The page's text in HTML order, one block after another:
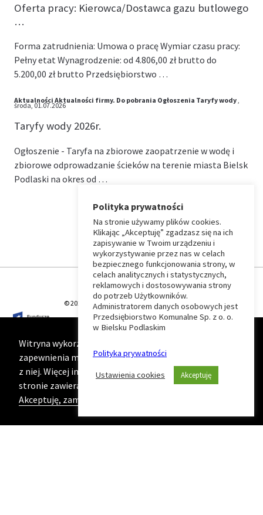
Oferta pracy: Kierowca/Dostawca gazu butlowego
…
Forma zatrudnienia: Umowa o pracę Wymiar czasu pracy:
Pełny etat Wynagrodzenie: od 4.806,00 zł brutto do
5.200,00 zł brutto Przedsiębiorstwo …
Aktualności Aktualności firmy. Do pobrania Ogłoszenia Taryfy wody,
środa, 01.07.2026
Taryfy wody 2026r.
Ogłoszenie - Taryfa na zbiorowe zaopatrzenie w wodę i
zbiorowe odprowadzanie ścieków na terenie miasta Bielsk
Podlaski na okres od …
⏶
Wróć
do
początku
strony
© 2026 T-Matic Grupa Computer Plus Sp. z o.o.
Witryna wykorzystuje ciasteczka (cookies) w celu
zapewnienia maksymalnej wygody podczas korzystania
z niej. Więcej informacji na ten temat znajduje się na
stronie zawierającej naszą
Politykę prywatności
Akceptuję, zamknij komunikat
Polityka prywatności
Na stronie używamy plików cookies.
Klikając „Akceptuję” zgadzasz się na ich
zapisywanie w Twoim urządzeniu i
wykorzystywanie przez nas w celach
bezpiecznego funkcjonowania strony, w
celach analitycznych i statystycznych,
reklamowych i dostosowywania strony
do potrzeb Użytkowników.
Administratorem danych osobowych jest
Przedsiębiorstwo Komunalne Sp. z o. o.
w Bielsku Podlaskim
Polityka prywatności
Ustawienia cookies Akceptuję